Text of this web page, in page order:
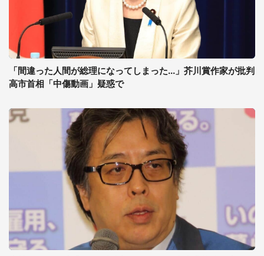
「間違った人間が総理になってしまった...」芥川賞作家が批判
高市首相「中傷動画」疑惑で